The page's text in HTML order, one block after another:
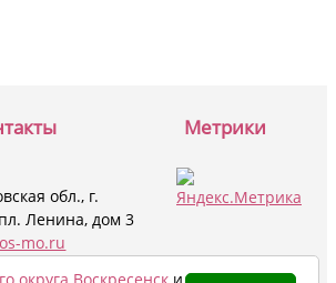
обл., г.
Ленина, дом 3
mo.ru
Метрики